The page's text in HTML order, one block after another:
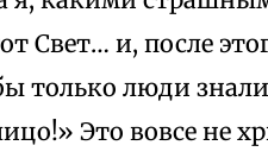
Свет… и, после
только люди
Это вовсе не